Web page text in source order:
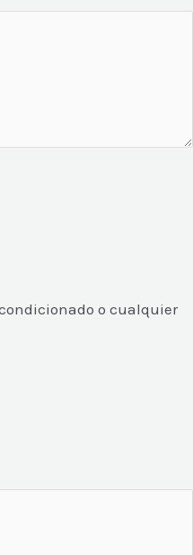
o cualquier